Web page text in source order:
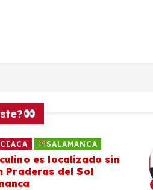
SALAMANCA
es localizado sin
Praderas del Sol